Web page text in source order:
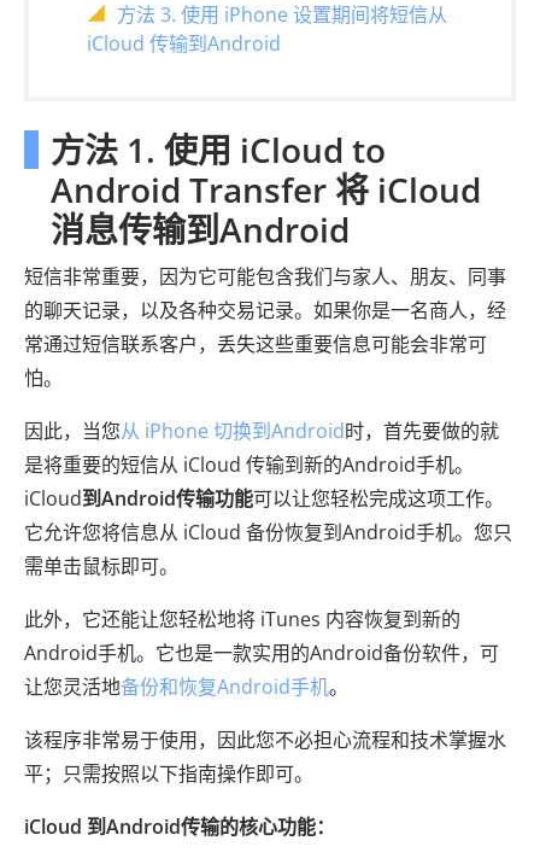
方法 3. 使用 iPhone 设置期间将短信从
iCloud 传输到Android
方法 1. 使用 iCloud to
Android Transfer 将 iCloud
消息传输到Android
短信非常重要，因为它可能包含我们与家人、朋友、同事
的聊天记录，以及各种交易记录。如果你是一名商人，经
常通过短信联系客户，丢失这些重要信息可能会非常可
怕。
因此，当您从 iPhone 切换到Android时，首先要做的就
是将重要的短信从 iCloud 传输到新的Android手机。
iCloud到Android传输功能可以让您轻松完成这项工作。
它允许您将信息从 iCloud 备份恢复到Android手机。您只
需单击鼠标即可。
此外，它还能让您轻松地将 iTunes 内容恢复到新的
Android手机。它也是一款实用的Android备份软件，可
让您灵活地备份和恢复Android手机。
该程序非常易于使用，因此您不必担心流程和技术掌握水
平；只需按照以下指南操作即可。
iCloud 到Android传输的核心功能：